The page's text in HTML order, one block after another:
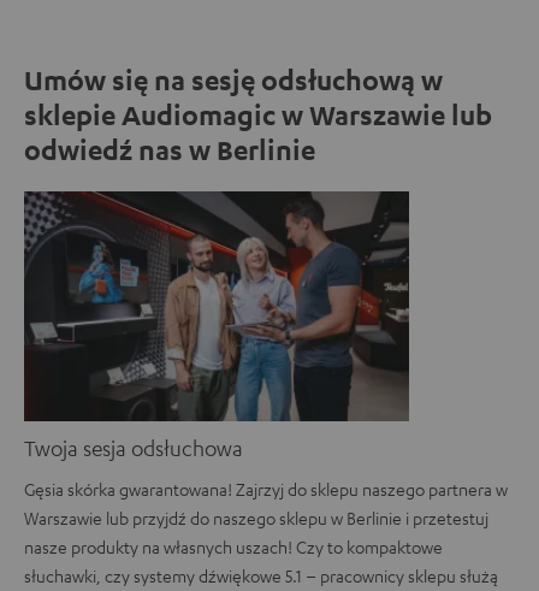
Umów się na sesję odsłuchową w
sklepie Audiomagic w Warszawie lub
odwiedź nas w Berlinie
Twoja sesja odsłuchowa
Gęsia skórka gwarantowana! Zajrzyj do sklepu naszego partnera w
Warszawie lub przyjdź do naszego sklepu w Berlinie i przetestuj
nasze produkty na własnych uszach! Czy to kompaktowe
słuchawki, czy systemy dźwiękowe 5.1 – pracownicy sklepu służą